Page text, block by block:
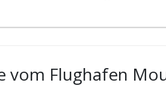
vom Flughafen